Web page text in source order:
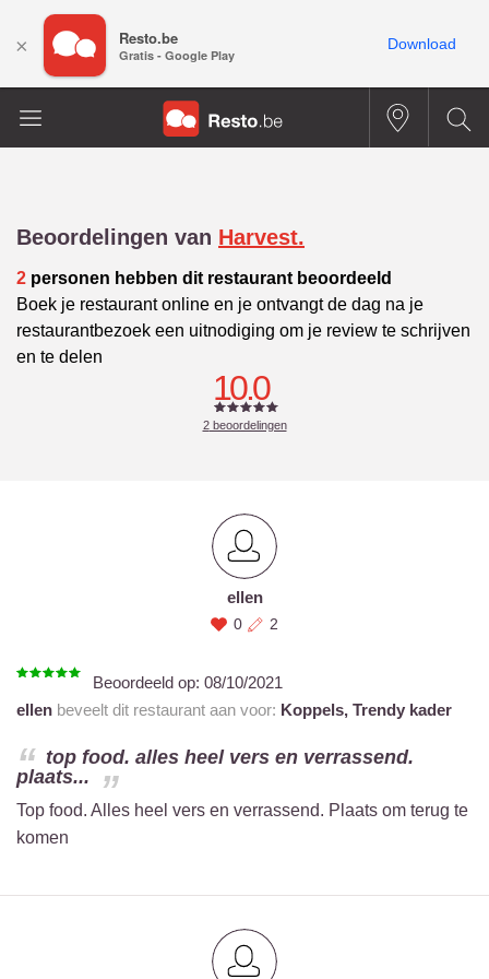
Beoordelingen van Harvest.
2 personen hebben dit restaurant beoordeeld
Boek je restaurant online en je ontvangt de dag na je
restaurantbezoek een uitnodiging om je review te schrijven
en te delen
10.0
2beoordelingen
ellen
0 2
Beoordeeld op: 08/10/2021
ellen beveelt dit restaurant aan voor: Koppels, Trendy kader
top food. alles heel vers en verrassend.
plaats...
Top food. Alles heel vers en verrassend. Plaats om terug te
komen
× Resto.be
Gratis - Google Play
Download